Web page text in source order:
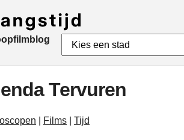
filmblog
Tervuren
Films
Tijd